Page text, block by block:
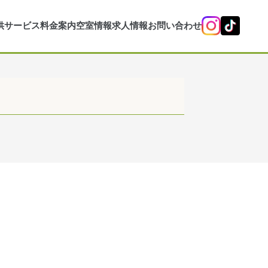
サービス料金案内空室情報求人情報お問い合わせ